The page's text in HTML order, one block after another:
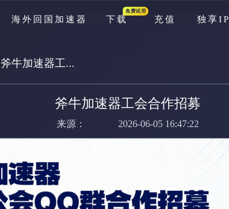
海外回国加速器 下载
免费试用
充值 独享IP
斧牛加速器工...
斧牛加速器工会合作招募
来源： 2026-06-05 16:47:22